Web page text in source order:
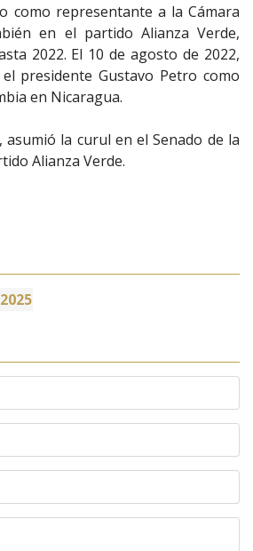
como representante a la Cámara
en el partido Alianza Verde,
2022. El 10 de agosto de 2022,
presidente Gustavo Petro como
en Nicaragua.
asumió la curul en el Senado de la
Alianza Verde.